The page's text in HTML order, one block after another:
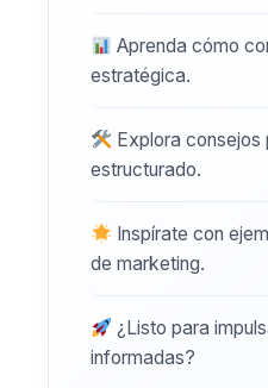
Aprenda cómo
estratégica.
Explora
estructurado.
Inspírate con
de marketing.
¿Listo para
informadas?